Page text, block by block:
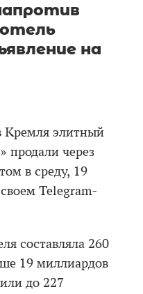
на
Кремля элитный
продали через
в среду, 19
Telegram-
составляла 260
19 миллиардов
до 227